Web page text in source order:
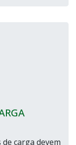
carga devem